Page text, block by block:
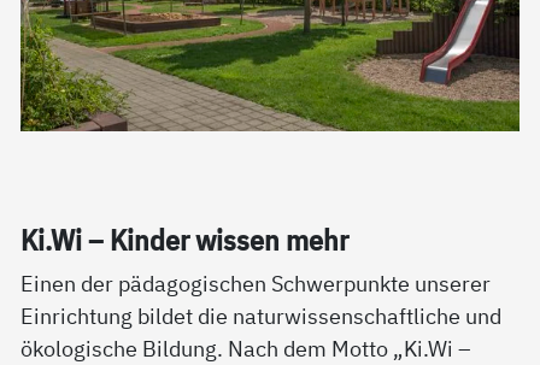
Ki.Wi – Kin­der wis­sen mehr
Einen der pädagogischen Schwerpunkte unserer
Einrichtung bildet die naturwissenschaftliche und
ökologische Bildung. Nach dem Motto „Ki.Wi –